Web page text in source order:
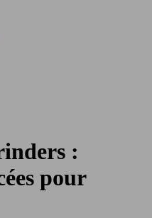
:
pour